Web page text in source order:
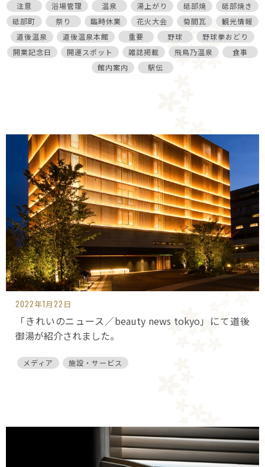
注意
浴場管理 温泉 湯上がり 砥部焼
砥部焼き
砥部町
祭り 臨時休業 花火大会 菊間瓦
観光情報
道後温泉
道後温泉本館 重要 野球
野球拳おどり
開業記念日
開運スポット 雑誌掲載 飛鳥乃温泉
食事
館内案内
駅伝
2022年1月22日
「きれいのニュース／beauty news tokyo」にて道後
御湯が紹介されました。
メディア 施設・サービス